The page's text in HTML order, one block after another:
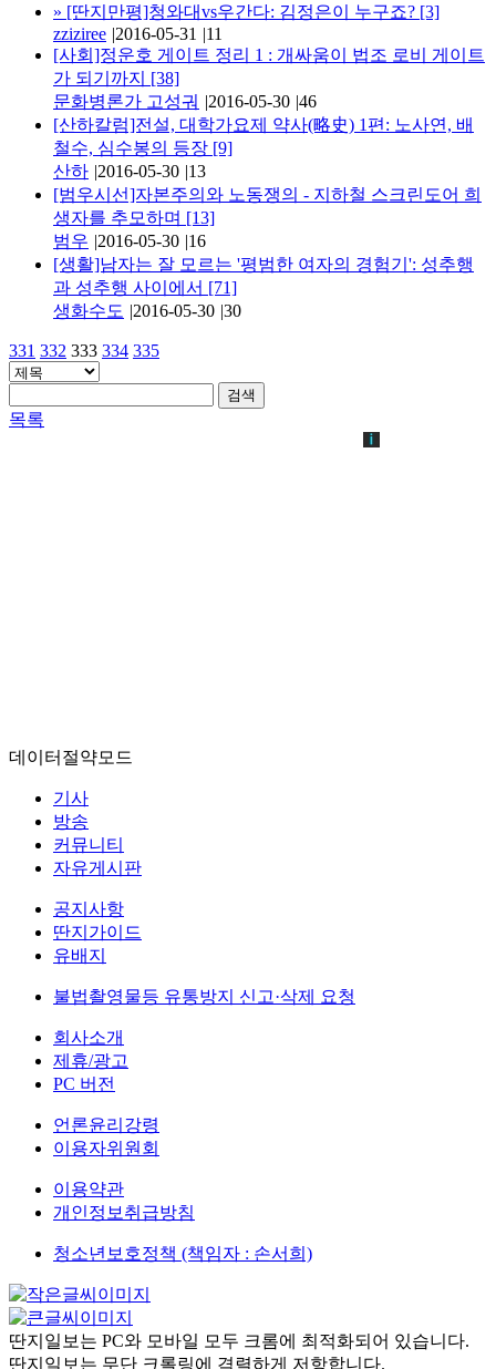
» [딴지만평]청와대vs우간다: 김정은이 누구죠? [3]
zziziree |2016-05-31 |11
[사회]정운호 게이트 정리 1 : 개싸움이 법조 로비 게이트
가 되기까지 [38]
문화병론가 고성궈 |2016-05-30 |46
[산하칼럼]전설, 대학가요제 약사(略史) 1편: 노사연, 배
철수, 심수봉의 등장 [9]
산하 |2016-05-30 |13
[범우시선]자본주의와 노동쟁의 - 지하철 스크린도어 희
생자를 추모하며 [13]
범우 |2016-05-30 |16
[생활]남자는 잘 모르는 '평범한 여자의 경험기': 성추행
과 성추행 사이에서 [71]
생화수도 |2016-05-30 |30
331 332 333 334 335
검색
목록
데이터절약모드
기사
방송
커뮤니티
자유게시판
공지사항
딴지가이드
유배지
불법촬영물등 유통방지 신고·삭제 요청
회사소개
제휴/광고
PC 버전
언론윤리강령
이용자위원회
이용약관
개인정보취급방침
청소년보호정책 (책임자 : 손서희)
딴지일보는 PC와 모바일 모두 크롬에 최적화되어 있습니다.
딴지일보는 무단 크롤링에 격렬하게 저항합니다.